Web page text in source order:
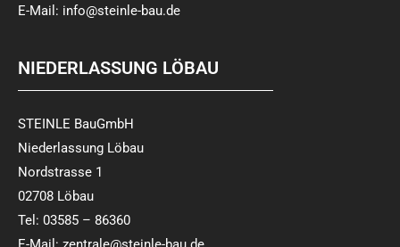
E-Mail: info@steinle-bau.de
NIEDERLASSUNG LÖBAU
STEINLE BauGmbH
Niederlassung Löbau
Nordstrasse 1
02708 Löbau
Tel: 03585 – 86360